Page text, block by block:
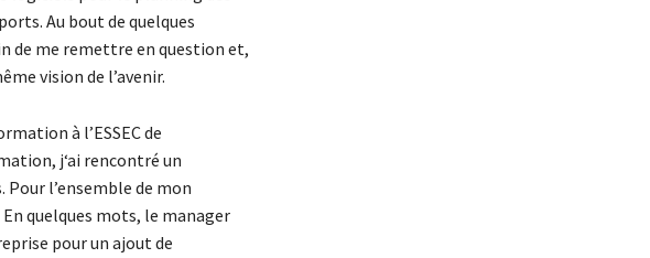
Au bout de quelques
de me remettre en question et,
vision de l’avenir.
à l’ESSEC de
j‘ai rencontré un
l’ensemble de mon
quelques mots, le manager
pour un ajout de